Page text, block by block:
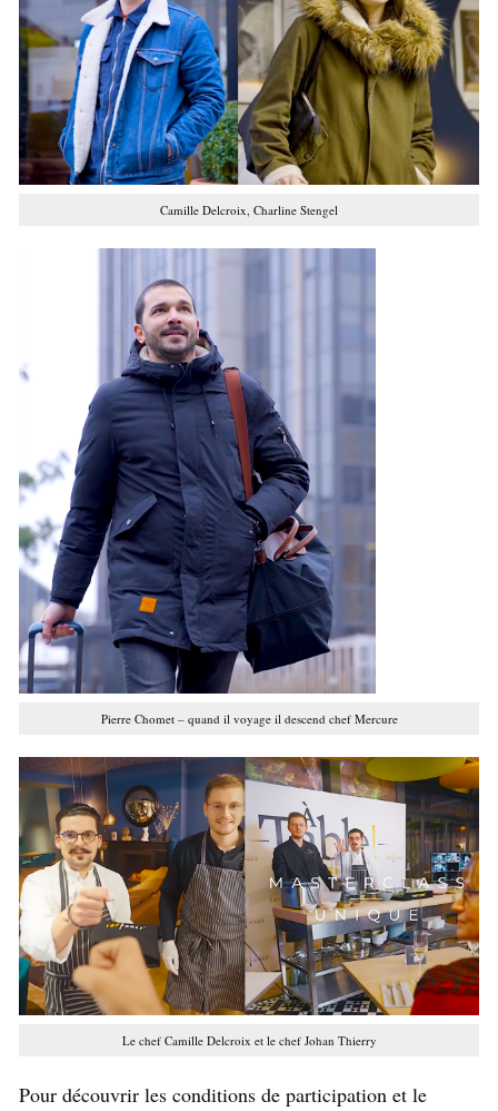
Camille Delcroix, Charline Stengel
Pierre Chomet – quand il voyage il descend chef Mercure
Le chef Camille Delcroix et le chef Johan Thierry
Pour découvrir les conditions de participation et le